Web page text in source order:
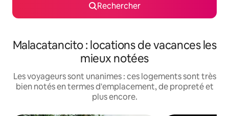
Rechercher
Malacatancito : locations de vacances les
mieux notées
Les voyageurs sont unanimes : ces logements sont très
bien notés en termes d'emplacement, de propreté et
plus encore.